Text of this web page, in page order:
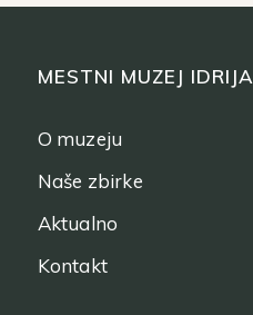
MESTNI MUZEJ IDRIJA
O muzeju
Naše zbirke
Aktualno
Kontakt